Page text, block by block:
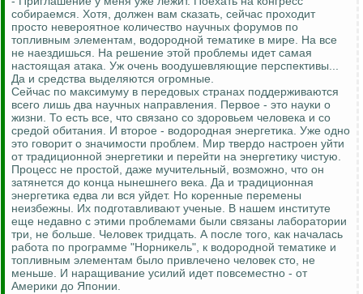
собираемся. Хотя, должен вам сказать, сейчас проходит
просто невероятное количество научных форумов по
топливным элементам, водородной тематике в мире. На все
не наездишься. На решение этой проблемы идет самая
настоящая атака. Уж очень воодушевляющие перспективы...
Да и средства выделяются огромные.
Сейчас по максимуму в передовых странах поддерживаются
всего лишь два научных направления. Первое - это науки о
жизни. То есть все, что связано со здоровьем человека и со
средой обитания. И второе - водородная энергетика. Уже одно
это говорит о значимости проблем. Мир твердо настроен уйти
от традиционной энергетики и перейти на энергетику чистую.
Процесс не простой, даже мучительный, возможно, что он
затянется до конца нынешнего века. Да и традиционная
энергетика едва ли вся уйдет. Но коренные перемены
неизбежны. Их подготавливают ученые. В нашем институте
еще недавно с этими проблемами были связаны лаборатории
три, не больше. Человек тридцать. А после того, как началась
работа по программе "Норникель", к водородной тематике и
топливным элементам было привлечено человек сто, не
меньше. И наращивание усилий идет повсеместно - от
Америки до Японии.